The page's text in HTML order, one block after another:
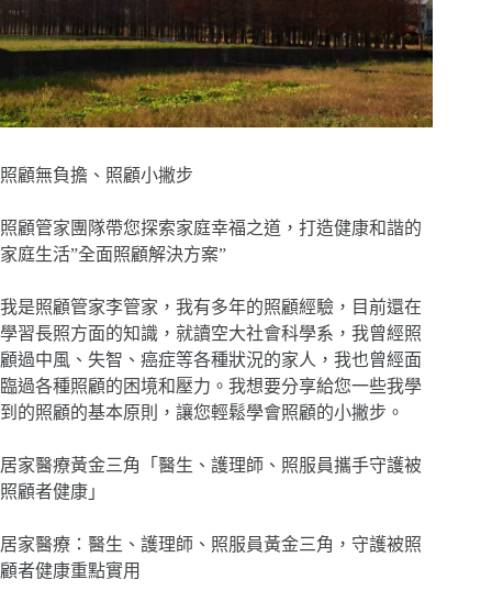
照顧無負擔、照顧小撇步
照顧管家團隊帶您探索家庭幸福之道，打造健康和諧的
家庭生活”全面照顧解決方案”
我是照顧管家李管家，我有多年的照顧經驗，目前還在
學習長照方面的知識，就讀空大社會科學系，我曾經照
顧過中風、失智、癌症等各種狀況的家人，我也曾經面
臨過各種照顧的困境和壓力。我想要分享給您一些我學
到的照顧的基本原則，讓您輕鬆學會照顧的小撇步。
居家醫療黃金三角「醫生、護理師、照服員攜手守護被
照顧者健康」
居家醫療：醫生、護理師、照服員黃金三角，守護被照
顧者健康重點實用